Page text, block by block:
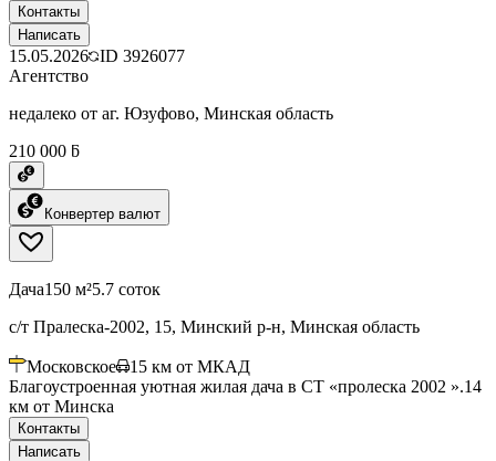
Контакты
Написать
15.05.2026 ID 3926077
Агентство
недалеко от аг. Юзуфово, Минская область
210 000 ƃ
Конвертер валют
Дача150 м²5.7 соток
с/т Пралеска-2002, 15, Минский р-н, Минская область
Московское 15 км от МКАД
Благоустроенная уютная жилая дача в СТ «пролеска 2002 ».14
км от Минска
Контакты
Написать